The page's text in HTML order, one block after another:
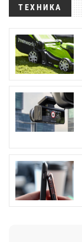
ТЕХНИКА